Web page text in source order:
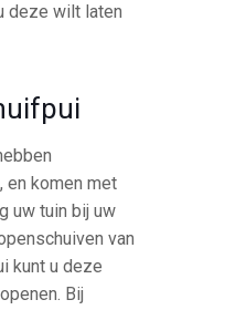
deze wilt laten
en komen met
uw tuin bij uw
van
kunt u deze
Bij